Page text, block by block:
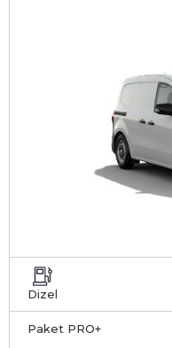
Dizel
Paket PRO+